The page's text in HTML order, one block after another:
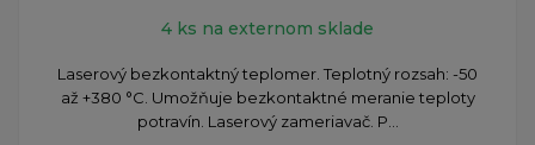
4 ks na externom sklade
Laserový bezkontaktný teplomer. Teplotný rozsah: -50
až +380 °C. Umožňuje bezkontaktné meranie teploty
potravín. Laserový zameriavač. P...